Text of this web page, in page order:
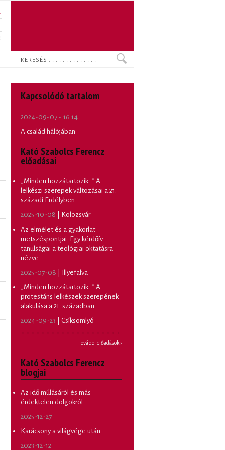
Keresés
Kapcsolódó tartalom
2024-09-07 - 16:14
A család hálójában
Kató Szabolcs Ferencz
előadásai
„Minden hozzátartozik…” A
lelkészi szerepek változásai a 21.
századi Erdélyben
2025-10-08 | Kolozsvár
Az elmélet és a gyakorlat
metszéspontjai. Egy kérdőív
tanulságai a teológiai oktatásra
nézve
2025-07-08 | Illyefalva
„Minden hozzátartozik…” A
protestáns lelkészek szerepének
alakulása a 21. században
2024-09-23 | Csíksomlyó
További előadások ›
Kató Szabolcs Ferencz
blogjai
Az idő múlásáról és más
érdektelen dolgokról
2025-12-27
Karácsony a világvége után
2023-12-12